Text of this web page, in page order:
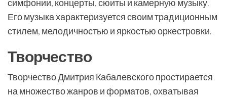
симфонии, концерты, сюиты и камерную музыку.
Его музыка характеризуется своим традиционным
стилем, мелодичностью и яркостью оркестровки.
Творчество
Творчество Дмитрия Кабалевского простирается
на множество жанров и форматов, охватывая